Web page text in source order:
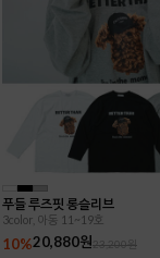
푸들 루즈핏 롱슬리브
3color, 아동 11~19호
10%20,880원23,200원